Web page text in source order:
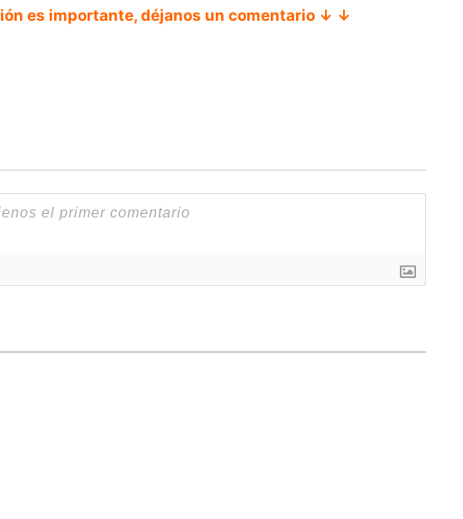
es importante, déjanos un comentario ↓ ↓